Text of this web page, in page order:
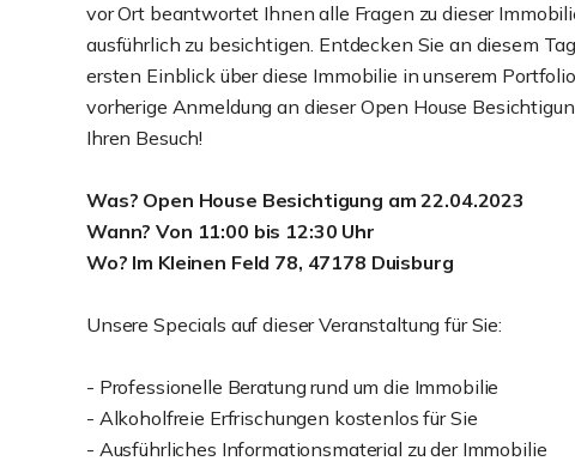
vor Ort beantwortet Ihnen alle Fragen zu dieser
ausführlich zu besichtigen. Entdecken Sie an diesem
ersten Einblick über diese Immobilie in unserem
vorherige Anmeldung an dieser Open House
Ihren Besuch!
Was? Open House Besichtigung am 22.04.2023
Wann? Von 11:00 bis 12:30 Uhr
Wo? Im Kleinen Feld 78, 47178 Duisburg
Unsere Specials auf dieser Veranstaltung für Sie:
- Professionelle Beratung rund um die Immobilie
- Alkoholfreie Erfrischungen kostenlos für Sie
- Ausführliches Informationsmaterial zu der Immobilie